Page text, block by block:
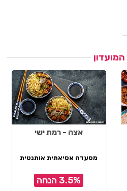
אצה - רמת ישי
מסעדה אסיאתית אותנטית
3.5% הנחה